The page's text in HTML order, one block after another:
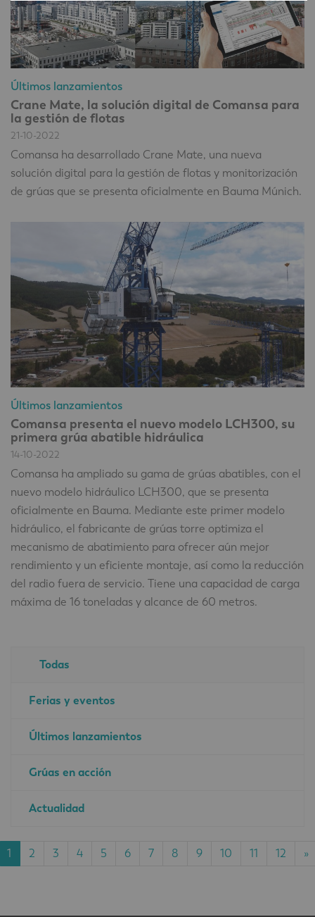
Últimos lanzamientos
Crane Mate, la solución digital de Comansa para
la gestión de flotas
21-10-2022
Comansa ha desarrollado Crane Mate, una nueva
solución digital para la gestión de flotas y monitorización
de grúas que se presenta oficialmente en Bauma Múnich.
Últimos lanzamientos
Comansa presenta el nuevo modelo LCH300, su
primera grúa abatible hidráulica
14-10-2022
Comansa ha ampliado su gama de grúas abatibles, con el
nuevo modelo hidráulico LCH300, que se presenta
oficialmente en Bauma. Mediante este primer modelo
hidráulico, el fabricante de grúas torre optimiza el
mecanismo de abatimiento para ofrecer aún mejor
rendimiento y un eficiente montaje, así como la reducción
del radio fuera de servicio. Tiene una capacidad de carga
máxima de 16 toneladas y alcance de 60 metros.
Todas
Ferias y eventos
Últimos lanzamientos
Grúas en acción
Actualidad
1 2 3 4 5 6 7 8 9 10 11 12 »